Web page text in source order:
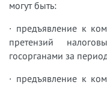
могут быть:
· предъявление к
претензий
госорганами за
· предъявление к